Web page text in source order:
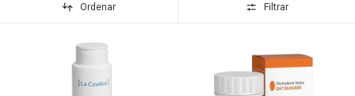
Ordenar Filtrar